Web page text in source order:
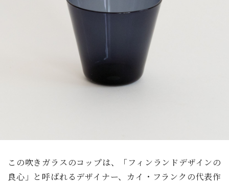
この吹きガラスのコップは、「フィンランドデザインの
良心」と呼ばれるデザイナー、カイ・フランクの代表作